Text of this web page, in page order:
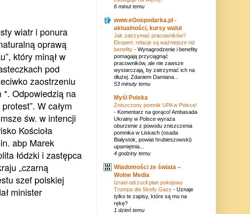
wiatr i ponura
oprawą
który minął w
pod
zaostrzeniu
*. Odpowiedzią na
W całym
św. w intencji
Kościoła
abp Marek
łódzki i zastępca
„czarną
szef polskiej
minister
6 minut temu
www.eGospodarka.pl -
aktualności, kursy walut
Jak zatrzymać pracowników?
Ekspert: relacje są ważniejsze niż
benefity - Wynagrodzenie i benefity
pomagają przyciągnąć
pracowników, ale nie zawsze
wystarczają, by zatrzymać ich na
dłużej. Zdaniem Damiana...
53 minuty temu
Myśl Polska
Zniszczony pomnik UPA w Polsce!
- Komentarz na gorąco! Ambasada
Ukrainy w Polsce wyraża
oburzenie z powodu zniszczenia
pomnika w Liskach (osada
Białystok, powiat hrubieszowski)
upamiętnia...
4 godziny temu
Wiadomości ze świata –
Wolne Media
Izrael odrzucił plan pokojowy
Trumpa dla Strefy Gazy - Uznaje
tylko te zapisy, które są mu na
rękę?
1 dzień temu